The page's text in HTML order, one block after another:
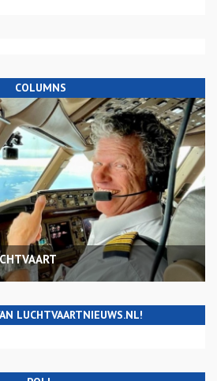
COLUMNS
LUCHTVAARTNIEUWS.NL!